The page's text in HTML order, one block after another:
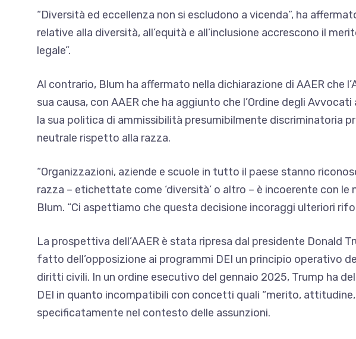
“Diversità ed eccellenza non si escludono a vicenda”, ha
relative alla diversità, all’equità e all’inclusione accrescono il
legale”.
Al contrario, Blum ha affermato nella dichiarazione di AAER che
sua causa, con AAER che ha aggiunto che l’Ordine degli
la sua politica di ammissibilità presumibilmente discriminatoria
neutrale rispetto alla razza.
“Organizzazioni, aziende e scuole in tutto il paese stanno
razza – etichettate come ‘diversità’ o altro – è incoerente con
Blum. “Ci aspettiamo che questa decisione incoraggi ulteriori
La prospettiva dell’AAER è stata ripresa dal presidente Donald
fatto dell’opposizione ai programmi DEI un principio operativo
diritti civili. In un ordine esecutivo del gennaio 2025, Trump ha
DEI in quanto incompatibili con concetti quali “merito,
specificatamente nel contesto delle assunzioni.